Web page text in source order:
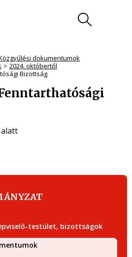
dokumentumok
2024. októbertől
Bizottság
testület, bizottságok